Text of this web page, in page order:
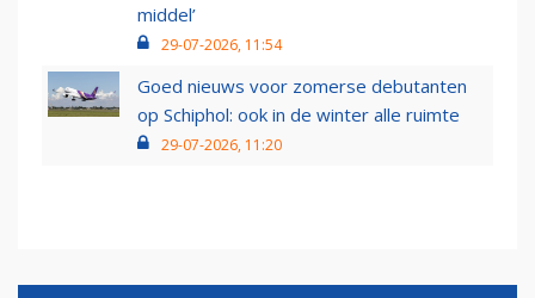
middel’
29-07-2026, 11:54
Goed nieuws voor zomerse debutanten
op Schiphol: ook in de winter alle ruimte
29-07-2026, 11:20